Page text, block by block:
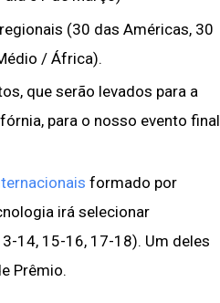
(30 das Américas, 30
/ África).
que serão levados para a
para o nosso evento final
formado por
irá selecionar
14, 15-16, 17-18). Um deles
Prêmio.